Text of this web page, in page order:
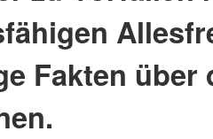
Fakten über